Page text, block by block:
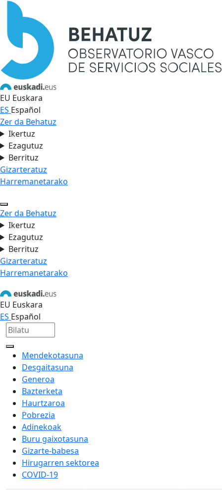
EU Euskara
ES Español
Zer da Behatuz
Ikertuz
Ezagutuz
Berrituz
Gizarteratuz
Harremanetarako
Zer da Behatuz
Ikertuz
Ezagutuz
Berrituz
Gizarteratuz
Harremanetarako
EU Euskara
ES Español
Mendekotasuna
Desgaitasuna
Generoa
Bazterketa
Haurtzaroa
Pobrezia
Adinekoak
Buru gaixotasuna
Gizarte-babesa
Hirugarren sektorea
COVID-19